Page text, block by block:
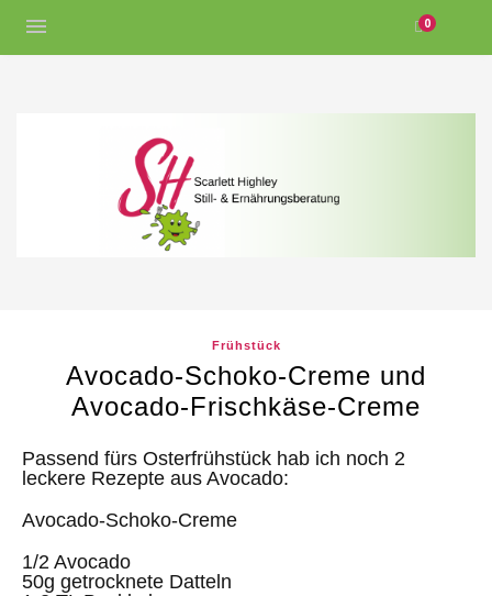
0
Frühstück
Avocado-Schoko-Creme und
Avocado-Frischkäse-Creme
Passend fürs Osterfrühstück hab ich noch 2
leckere Rezepte aus Avocado:
Avocado-Schoko-Creme
1/2 Avocado
50g getrocknete Datteln